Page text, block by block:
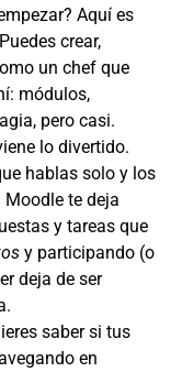
Aquí es
crear,
un chef que
módulos,
pero casi.
lo divertido.
hablas solo y los
te deja
y tareas que
y participando (o
deja de ser
saber si tus
en